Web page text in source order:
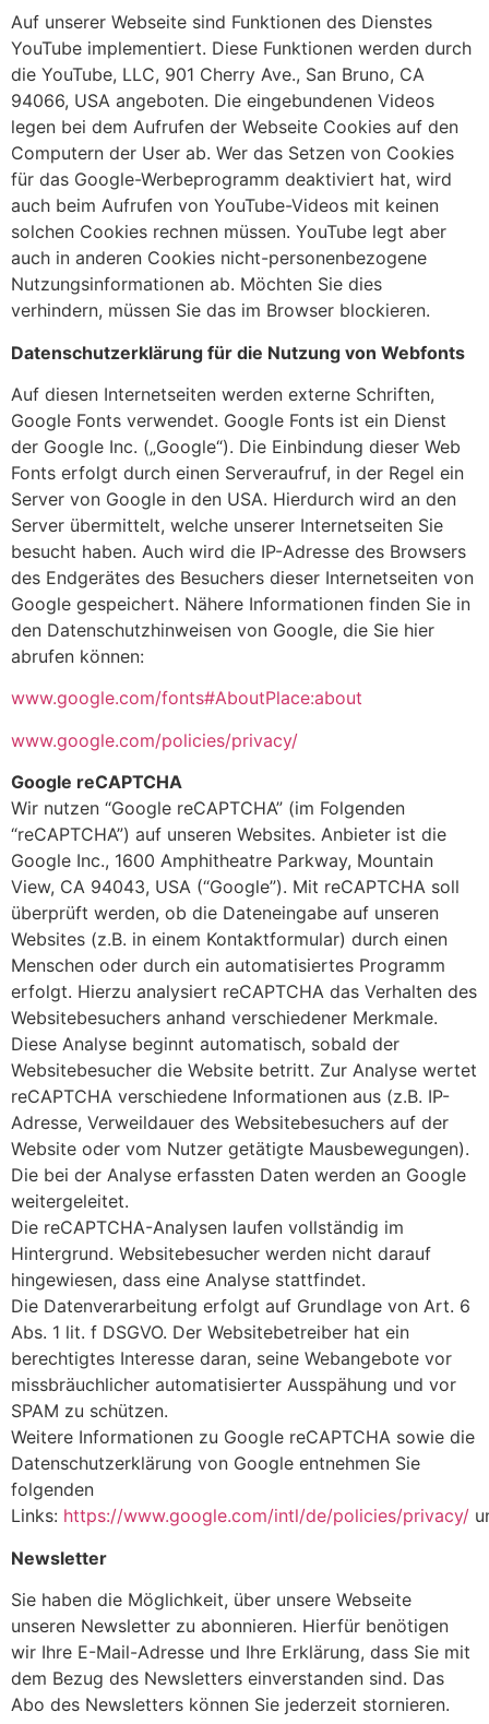
Auf unserer Webseite sind Funktionen des Dienstes
YouTube implementiert. Diese Funktionen werden durch
die YouTube, LLC, 901 Cherry Ave., San Bruno, CA
94066, USA angeboten. Die eingebundenen Videos
legen bei dem Aufrufen der Webseite Cookies auf den
Computern der User ab. Wer das Setzen von Cookies
für das Google-Werbeprogramm deaktiviert hat, wird
auch beim Aufrufen von YouTube-Videos mit keinen
solchen Cookies rechnen müssen. YouTube legt aber
auch in anderen Cookies nicht-personenbezogene
Nutzungsinformationen ab. Möchten Sie dies
verhindern, müssen Sie das im Browser blockieren.
Datenschutzerklärung für die Nutzung von Webfonts
Auf diesen Internetseiten werden externe Schriften,
Google Fonts verwendet. Google Fonts ist ein Dienst
der Google Inc. („Google“). Die Einbindung dieser Web
Fonts erfolgt durch einen Serveraufruf, in der Regel ein
Server von Google in den USA. Hierdurch wird an den
Server übermittelt, welche unserer Internetseiten Sie
besucht haben. Auch wird die IP-Adresse des Browsers
des Endgerätes des Besuchers dieser Internetseiten von
Google gespeichert. Nähere Informationen finden Sie in
den Datenschutzhinweisen von Google, die Sie hier
abrufen können:
www.google.com/fonts#AboutPlace:about
www.google.com/policies/privacy/
Google reCAPTCHA
Wir nutzen “Google reCAPTCHA” (im Folgenden
“reCAPTCHA”) auf unseren Websites. Anbieter ist die
Google Inc., 1600 Amphitheatre Parkway, Mountain
View, CA 94043, USA (“Google”). Mit reCAPTCHA soll
überprüft werden, ob die Dateneingabe auf unseren
Websites (z.B. in einem Kontaktformular) durch einen
Menschen oder durch ein automatisiertes Programm
erfolgt. Hierzu analysiert reCAPTCHA das Verhalten des
Websitebesuchers anhand verschiedener Merkmale.
Diese Analyse beginnt automatisch, sobald der
Websitebesucher die Website betritt. Zur Analyse wertet
reCAPTCHA verschiedene Informationen aus (z.B. IP-
Adresse, Verweildauer des Websitebesuchers auf der
Website oder vom Nutzer getätigte Mausbewegungen).
Die bei der Analyse erfassten Daten werden an Google
weitergeleitet.
Die reCAPTCHA-Analysen laufen vollständig im
Hintergrund. Websitebesucher werden nicht darauf
hingewiesen, dass eine Analyse stattfindet.
Die Datenverarbeitung erfolgt auf Grundlage von Art. 6
Abs. 1 lit. f DSGVO. Der Websitebetreiber hat ein
berechtigtes Interesse daran, seine Webangebote vor
missbräuchlicher automatisierter Ausspähung und vor
SPAM zu schützen.
Weitere Informationen zu Google reCAPTCHA sowie die
Datenschutzerklärung von Google entnehmen Sie
folgenden
Links: https://www.google.com/intl/de/policies/privacy/
Newsletter
Sie haben die Möglichkeit, über unsere Webseite
unseren Newsletter zu abonnieren. Hierfür benötigen
wir Ihre E-Mail-Adresse und Ihre Erklärung, dass Sie mit
dem Bezug des Newsletters einverstanden sind. Das
Abo des Newsletters können Sie jederzeit stornieren.